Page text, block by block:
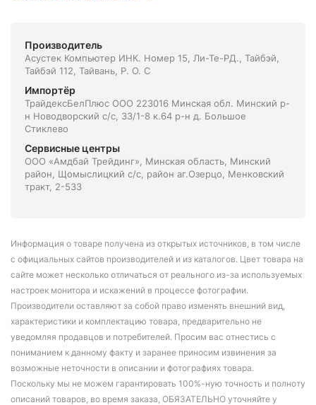
Производитель
Асустек Компьютер ИНК. Номер 15, Ли-Те-РД., Тайбэй,
Тайбэй 112, Тайвань, Р. О. С
Импортёр
ТрайдексБелПлюс ООО 223016 Минская обл. Минский р-
н Новодворский с/с, 33/1-8 к.64 р-н д. Большое
Стиклево
Сервисные центры
ООО «Амдбай Трейдинг», Минская область, Минский
район, Щомыслицкий с/с, район аг.Озерцо, Менковский
тракт, 2-533
Информация о товаре получена из открытых источников, в том числе
с официальных сайтов производителей и из каталогов. Цвет товара на
сайте может несколько отличаться от реального из-за используемых
настроек монитора и искажений в процессе фотографии.
Производители оставляют за собой право изменять внешний вид,
характеристики и комплектацию товара, предварительно не
уведомляя продавцов и потребителей. Просим вас отнестись с
пониманием к данному факту и заранее приносим извинения за
возможные неточности в описании и фотографиях товара.
Поскольку мы не можем гарантировать 100%-ную точность и полноту
описаний товаров, во время заказа, ОБЯЗАТЕЛЬНО уточняйте у